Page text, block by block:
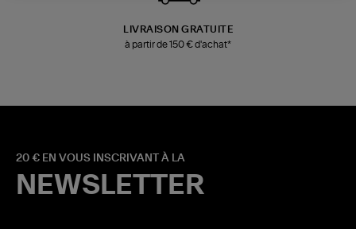
LIVRAISON GRATUITE
à partir de 150 € d'achat*
20 € EN VOUS INSCRIVANT À LA
NEWSLETTER